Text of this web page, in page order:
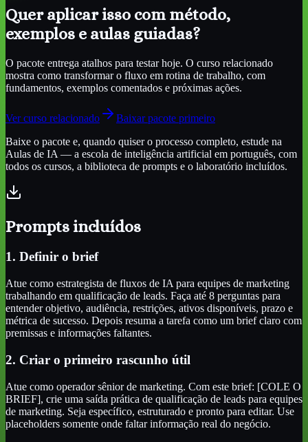
Quer aplicar isso com método,
exemplos e aulas guiadas?
O pacote entrega atalhos para testar hoje. O curso relacionado
mostra como transformar o fluxo em rotina de trabalho, com
fundamentos, exemplos comentados e próximas ações.
Ver curso relacionado
Baixar pacote primeiro
Baixe o pacote e, quando quiser o processo completo, estude na
Aulas de IA — a escola de inteligência artificial em português, com
todos os cursos, a biblioteca de prompts e o laboratório incluídos.
Prompts incluídos
1. Definir o brief
Atue como estrategista de fluxos de IA para equipes de marketing
trabalhando em qualificação de leads. Faça até 8 perguntas para
entender objetivo, audiência, restrições, ativos disponíveis, prazo e
métrica de sucesso. Depois resuma a tarefa como um brief claro com
premissas e informações faltantes.
2. Criar o primeiro rascunho útil
Atue como operador sênior de marketing. Com este brief: [COLE O
BRIEF], crie uma saída prática de qualificação de leads para equipes
de marketing. Seja específico, estruturado e pronto para editar. Use
placeholders somente onde faltar informação real do negócio.